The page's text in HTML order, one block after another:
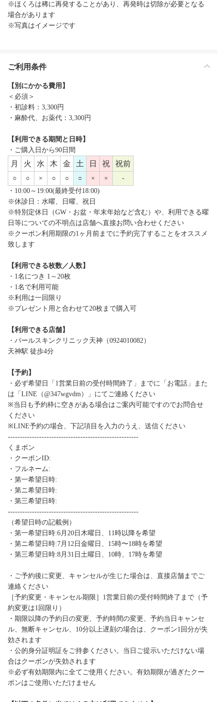
※ほくろは稀に再発することがあり、再発時は切除が必要となる
場合があります
※写真はイメージです
ご利用条件
【別にかかる費用】
＜必須＞
・初診料：3,300円
・麻酔代、お薬代：3,300円
【利用できる期間と日時】
・ご購入日から90日間
月 火 水 木 金 土 日 祝 祝前
○ ○ × ○ ○ ○ × ×
-
・10:00～19:00(最終受付18:00)
※休診日：水曜、日曜、祝日
※特別定休日（GW・お盆・年末年始など含む）や、利用できる曜
日等についての不明点は店舗へ直接お問い合わせください
※クーポン利用期限の1ヶ月前までに予約完了することをオススメ
致します
【利用できる枚数／人数】
・1名につき 1～20枚
・1名で利用可能
※利用は一回限り
※プレゼント用と合わせて20枚まで購入可
【利用できる店舗】
・パールスキンクリニック天神（0924010082）
天神駅 徒歩4分
【予約】
・必ず希望日「1営業日前の受付時間終了」までに「お電話」また
は「LINE（@347wgvdm）」にてご連絡ください
※当日も予約枠に空きがある場合はご案内可能ですのでお問合せ
ください
※LINE予約の場合、下記項目を入力のうえ、送信ください
------------------------------------------------------
くまポン
・クーポンID:
・フルネーム:
・第一希望日時:
・第ニ希望日時:
・第三希望日時:
------------------------------------------------------
（希望日時の記載例）
・第一希望日時:6月20日木曜日、11時以降を希望
・第ニ希望日時:7月12日金曜日、15時〜18時を希望
・第三希望日時:8月31日土曜日、10時、17時を希望
・ご予約後に変更、キャンセルが生じた場合は、直接店舗までご
連絡ください
［予約変更・キャンセル期限］1営業日前の受付時間終了まで（予
約変更は1回限り）
・期限以降の予約日の変更、予約時間の変更、予約当日キャンセ
ル、無断キャンセル、10分以上遅刻の場合は、クーポン1回分が失
効されます
・公的身分証明証をご持参ください。当日ご提示いただけない場
合はクーポンが失効されます
※必ず有効期限内に全てご使用ください。有効期限が過ぎたクー
ポンはご使用いただけません